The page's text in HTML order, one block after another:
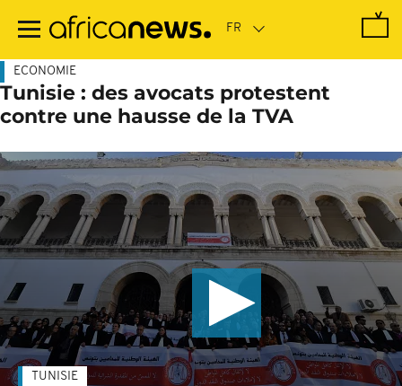
contenu
ECONOMIE
Tunisie : des avocats protestent
contre une hausse de la TVA
TUNISIE